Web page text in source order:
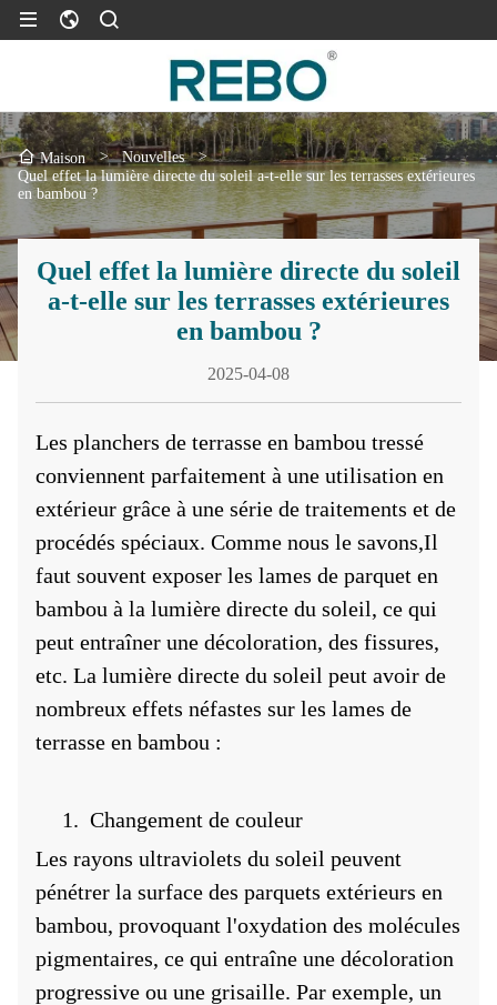
Maison > Nouvelles
>
Quel effet la lumière directe du soleil a-t-elle sur les terrasses extérieures
en bambou ?
Quel effet la lumière directe du soleil
a-t-elle sur les terrasses extérieures
en bambou ?
2025-04-08
Les planchers de terrasse en bambou tressé
conviennent parfaitement à une utilisation en
extérieur grâce à une série de traitements et de
procédés spéciaux. Comme nous le savons,Il
faut souvent exposer les lames de parquet en
bambou à la lumière directe du soleil, ce qui
peut entraîner une décoloration, des fissures,
etc. La lumière directe du soleil peut avoir de
nombreux effets néfastes sur les lames de
terrasse en bambou :
1. Changement de couleur
Les rayons ultraviolets du soleil peuvent
pénétrer la surface des parquets extérieurs en
bambou, provoquant l'oxydation des molécules
pigmentaires, ce qui entraîne une décoloration
progressive ou une grisaille. Par exemple, un